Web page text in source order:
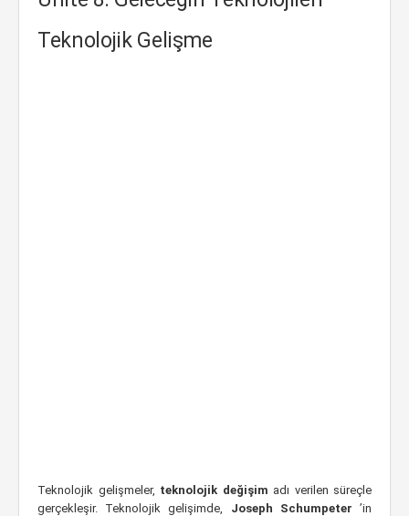
Teknolojik Gelişme
Teknolojik gelişmeler, teknolojik değişim adı verilen süreçle
gerçekleşir. Teknolojik gelişimde, Joseph Schumpeter’in